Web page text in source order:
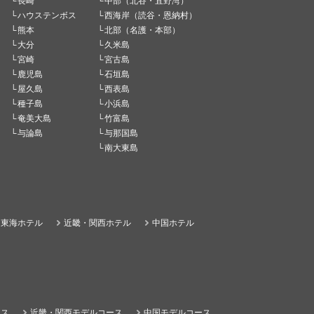
ハウステンボス
熊本
大分
宮崎
鹿児島
屋久島
種子島
奄美大島
与論島
西海岸（読谷・恩納村）
北部（名護・本部）
久米島
宮古島
石垣島
西表島
小浜島
竹富島
与那国島
南大東島
東海ホテル 近畿・関西ホテル 中国ホテル